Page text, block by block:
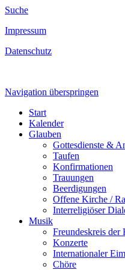
Suche
Impressum
Datenschutz
Navigation überspringen
Start
Kalender
Glauben
Gottesdienste &
Taufen
Konfirmationen
Trauungen
Beerdigungen
Offene Kirche /
Interreligiöser
Musik
Freundeskreis der
Konzerte
Internationaler
Chöre